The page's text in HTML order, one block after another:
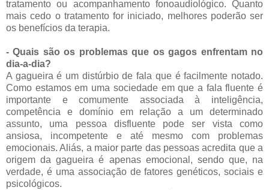
tratamento ou acompanhamento fonoaudiológico. Quanto
mais cedo o tratamento for iniciado, melhores poderão ser
os benefícios da terapia.
- Quais são os problemas que os gagos enfrentam no
dia-a-dia?
A gagueira é um distúrbio de fala que é facilmente notado.
Como estamos em uma sociedade em que a fala fluente é
importante e comumente associada à inteligência,
competência e domínio em relação a um determinado
assunto, uma pessoa disfluente pode ser vista como
ansiosa, incompetente e até mesmo com problemas
emocionais. Aliás, a maior parte das pessoas acredita que a
origem da gagueira é apenas emocional, sendo que, na
verdade, é uma associação de fatores genéticos, sociais e
psicológicos.